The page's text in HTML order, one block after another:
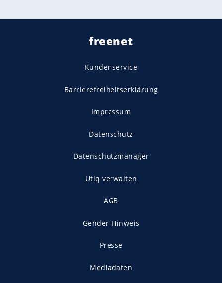
freenet
Kundenservice
Barrierefreiheitserklärung
Impressum
Datenschutz
Datenschutzmanager
Utiq verwalten
AGB
Gender-Hinweis
Presse
Mediadaten